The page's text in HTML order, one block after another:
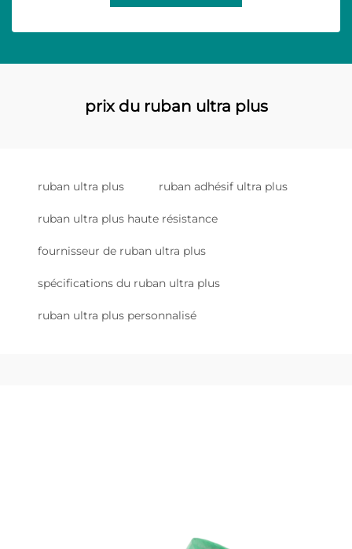
prix du ruban ultra plus
ruban ultra plus ruban adhésif ultra plus
ruban ultra plus haute résistance
fournisseur de ruban ultra plus
spécifications du ruban ultra plus
ruban ultra plus personnalisé